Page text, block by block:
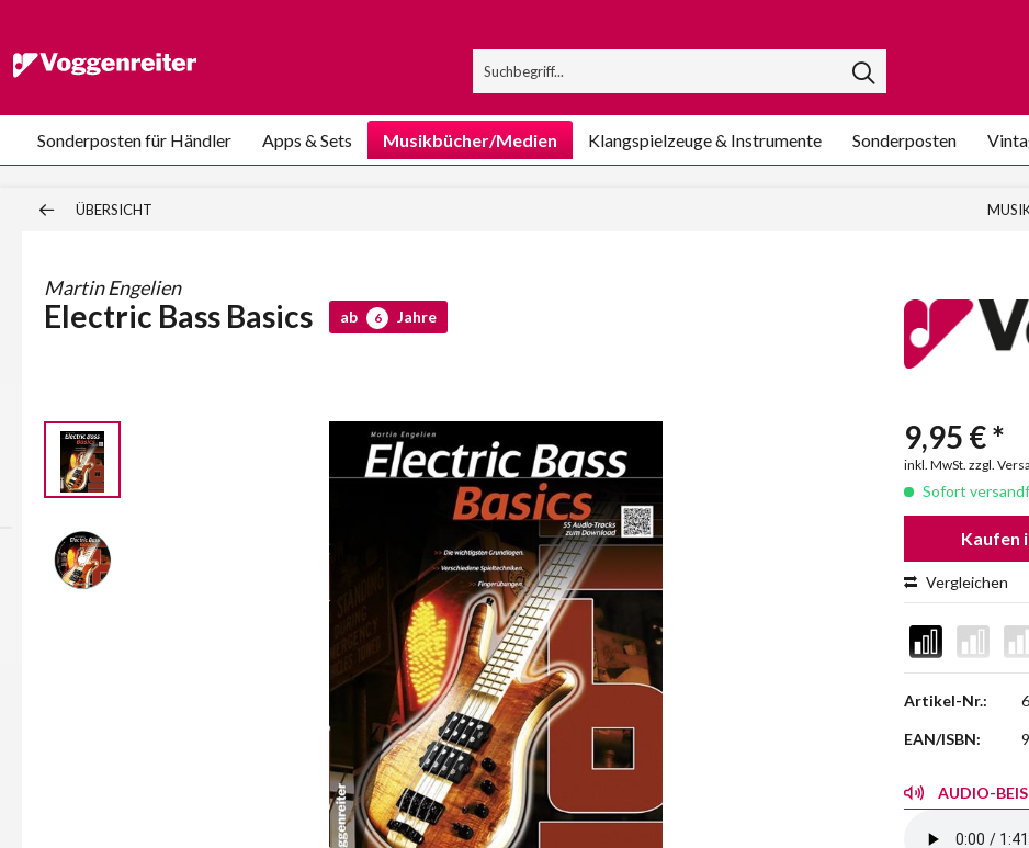
Sonderposten für Händler Apps & Sets Musikbücher/Medien Klangspielzeuge & Instrumente Sonderposten
ÜBERSICHT
Martin Engelien
Electric Bass Basics ab 6 Jahre
9,95 € *
inkl. MwSt. zzgl.
Sofort
Kaufen
Vergleichen
Artikel-Nr.:
EAN/ISBN:
AUDIO-